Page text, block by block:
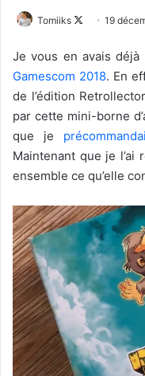
Tomiiks
Follow
X
19
Je vous en avais
Gamescom 2018. En
de l’édition
par cette mini-borne
que je
Maintenant que je
ensemble ce qu’elle